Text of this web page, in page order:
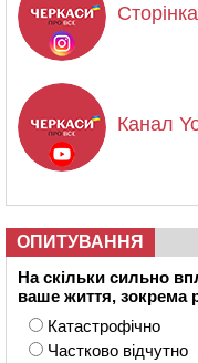
Канал
ОПИТУВАННЯ
На скільки сильно
ваше життя, зокрема
Катастрофічно
Частково відчутно